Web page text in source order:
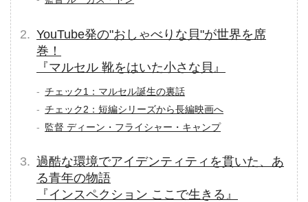
YouTube発の"おしゃべりな貝"が世界を席
巻！
『マルセル 靴をはいた小さな貝』
チェック1：マルセル誕生の裏話
チェック2：短編シリーズから長編映画へ
監督 ディーン・フライシャー・キャンプ
過酷な環境でアイデンティティを貫いた、あ
る青年の物語
『インスペクション ここで生きる』